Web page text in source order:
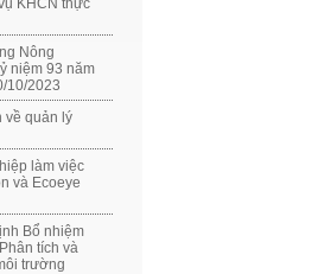
KHCN thực
Nông
niệm 93 năm
10/2023
về quản lý
làm việc
và Ecoeye
Bổ nhiệm
tích và
trường